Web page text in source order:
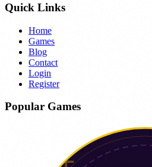
Quick Links
Home
Games
Blog
Contact
Login
Register
Popular Games